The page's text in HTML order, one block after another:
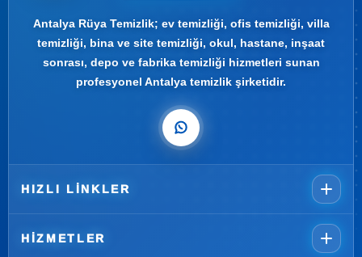
Antalya Rüya Temizlik; ev temizliği, ofis temizliği, villa
temizliği, bina ve site temizliği, okul, hastane, inşaat
sonrası, depo ve fabrika temizliği hizmetleri sunan
profesyonel Antalya temizlik şirketidir.
HIZLI LINKLER
HIZMETLER